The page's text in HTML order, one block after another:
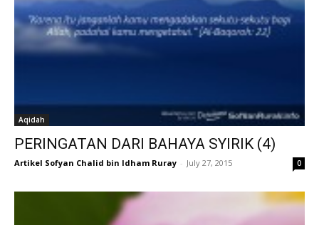
Aqidah
PERINGATAN DARI BAHAYA SYIRIK (4)
Artikel Sofyan Chalid bin Idham Ruray - July 27, 2015 0